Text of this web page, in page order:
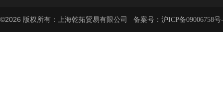
©2026 版权所有：上海乾拓贸易有限公司 备案号： 沪ICP备09006758号